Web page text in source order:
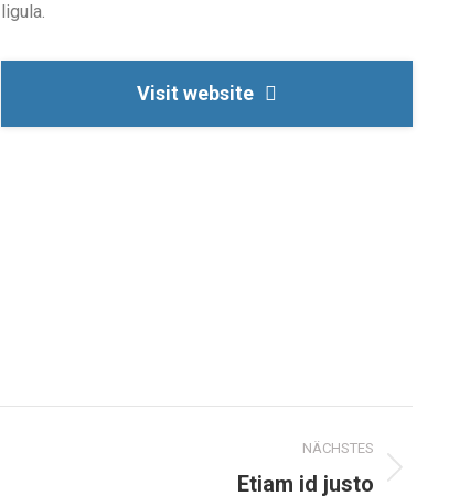
ligula.
Visit website
NÄCHSTES
Etiam id justo